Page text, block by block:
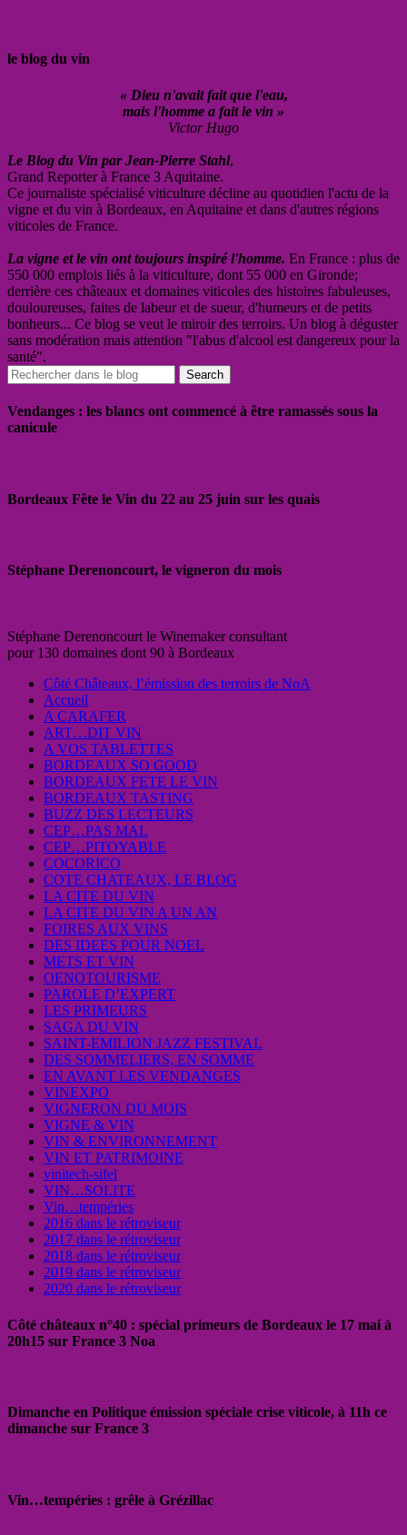
le blog du vin
« Dieu n'avait fait que l'eau,
mais l'homme a fait le vin »
Victor Hugo
Le Blog du Vin par Jean-Pierre Stahl,
Grand Reporter à France 3 Aquitaine.
Ce journaliste spécialisé viticulture décline au quotidien l'actu de la
vigne et du vin à Bordeaux, en Aquitaine et dans d'autres régions
viticoles de France.
La vigne et le vin ont toujours inspiré l'homme. En France : plus de
550 000 emplois liés à la viticulture, dont 55 000 en Gironde;
derrière ces châteaux et domaines viticoles des histoires fabuleuses,
douloureuses, faites de labeur et de sueur, d'humeurs et de petits
bonheurs... Ce blog se veut le miroir des terroirs. Un blog à déguster
sans modération mais attention "l'abus d'alcool est dangereux pour la
santé".
Vendanges : les blancs ont commencé à être ramassés sous la
canicule
Bordeaux Fête le Vin du 22 au 25 juin sur les quais
Stéphane Derenoncourt, le vigneron du mois
Stéphane Derenoncourt le Winemaker consultant
pour 130 domaines dont 90 à Bordeaux
Côté Châteaux, l’émission des terroirs de NoA
Accueil
A CARAFER
ART…DIT VIN
A VOS TABLETTES
BORDEAUX SO GOOD
BORDEAUX FETE LE VIN
BORDEAUX TASTING
BUZZ DES LECTEURS
CEP…PAS MAL
CEP…PITOYABLE
COCORICO
COTE CHATEAUX, LE BLOG
LA CITE DU VIN
LA CITE DU VIN A UN AN
FOIRES AUX VINS
DES IDEES POUR NOEL
METS ET VIN
OENOTOURISME
PAROLE D’EXPERT
LES PRIMEURS
SAGA DU VIN
SAINT-EMILION JAZZ FESTIVAL
DES SOMMELIERS, EN SOMME
EN AVANT LES VENDANGES
VINEXPO
VIGNERON DU MOIS
VIGNE & VIN
VIN & ENVIRONNEMENT
VIN ET PATRIMOINE
vinitech-sifel
VIN…SOLITE
Vin…tempéries
2016 dans le rétroviseur
2017 dans le rétroviseur
2018 dans le rétroviseur
2019 dans le rétroviseur
2020 dans le rétroviseur
Côté châteaux n°40 : spécial primeurs de Bordeaux le 17 mai à
20h15 sur France 3 Noa
Dimanche en Politique émission spéciale crise viticole, à 11h ce
dimanche sur France 3
Vin…tempéries : grêle à Grézillac